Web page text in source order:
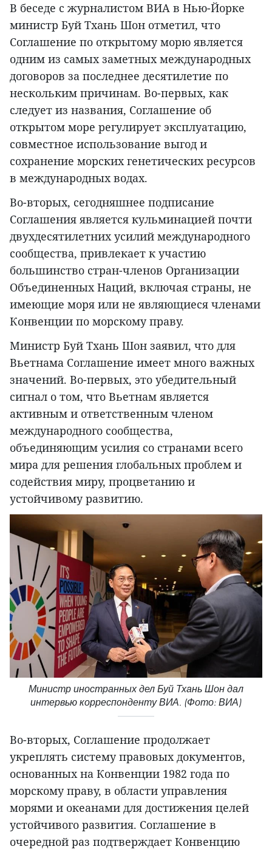
В беседе с журналистом ВИА в Нью-Йорке
министр Буй Тхань Шон отметил, что
Соглашение по открытому морю является
одним из самых заметных международных
договоров за последнее десятилетие по
нескольким причинам. Во-первых, как
следует из названия, Соглашение об
открытом море регулирует эксплуатацию,
совместное использование выгод и
сохранение морских генетических ресурсов
в международных водах.
Во-вторых, сегодняшнее подписание
Соглашения является кульминацией почти
двухдесятилетних усилий международного
сообщества, привлекает к участию
большинство стран-членов Организации
Объединенных Наций, включая страны, не
имеющие моря или не являющиеся членами
Конвенции по морскому праву.
Министр Буй Тхань Шон заявил, что для
Вьетнама Соглашение имеет много важных
значений. Во-первых, это убедительный
сигнал о том, что Вьетнам является
активным и ответственным членом
международного сообщества,
объединяющим усилия со странами всего
мира для решения глобальных проблем и
содействия миру, процветанию и
устойчивому развитию.
Министр иностранных дел Буй Тхань Шон дал
интервью корреспонденту ВИА. (Фото: ВИА)
Во-вторых, Соглашение продолжает
укреплять систему правовых документов,
основанных на Конвенции 1982 года по
морскому праву, в области управления
морями и океанами для достижения целей
устойчивого развития. Соглашение в
очередной раз подтверждает Конвенцию